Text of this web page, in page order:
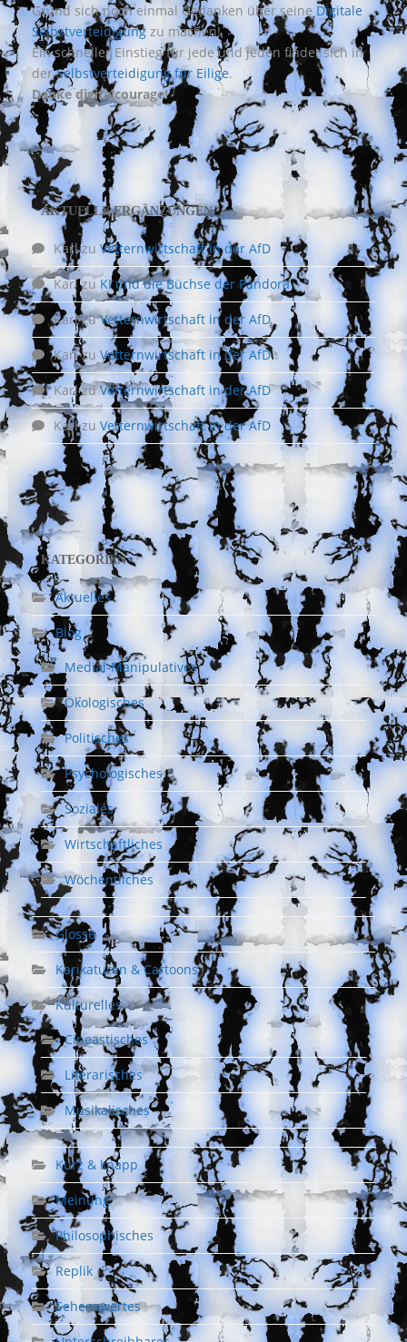
Grund sich noch einmal Gedanken über seineDigitale
Selbstverteidigung zu machen!
Ein schneller Einstieg für jede und jeden findet sich in
derSelbstverteidigung für Eilige.
Danke digitalcourage!
AKTUELLE ERGÄNZUNGEN
Karlzu Vetternwirtschaft in der AfD
KarlzuKI und die Büchse der Pandora
KarlzuVetternwirtschaft in der AfD
Karlzu Vetternwirtschaft in der AfD
KarlzuVetternwirtschaft in der AfD
Karlzu Vetternwirtschaft in der AfD
KATEGORIEN
Aktuelles
Blog
Medial-Manipulatives
Ökologisches
Politisches
Psychologisches
Soziales
Wirtschaftliches
Wöchentliches
Glosse
Karikaturen & Cartoons
Kulturelles
Cineastisches
Literarisches
Musikalisches
Kurz & knapp
Meinung
Philosophisches
Replik
Sehenswertes